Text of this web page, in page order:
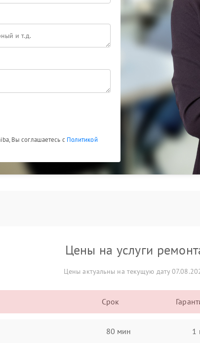
Вы соглашаетесь с Политикой
Цены на услуги
Цены актуальны на текущую дату
Срок
80 мин 1